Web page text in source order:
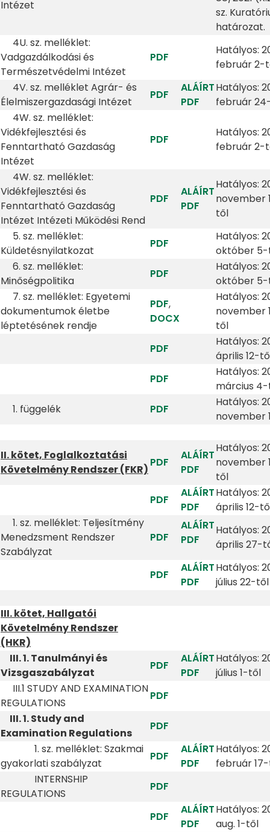
Intézet
sz.
határozat.
4U. sz. melléklet:
Vadgazdálkodási és
Természetvédelmi Intézet
PDF
Hatályos:
február 2-
4V. sz. melléklet Agrár- és
Élelmiszergazdasági Intézet
PDF
ALÁÍRT
PDF
Hatályos:
február
4W. sz. melléklet:
Vidékfejlesztési és
Fenntartható Gazdaság
Intézet
PDF
Hatályos:
február 2-
4W. sz. melléklet:
Vidékfejlesztési és
Fenntartható Gazdaság
Intézet Intézeti Működési Rend
PDF
ALÁÍRT
PDF
Hatályos:
november
től
5. sz. melléklet:
Küldetésnyilatkozat
PDF
Hatályos:
október
6. sz. melléklet:
Minőségpolitika
PDF
Hatályos:
október
7. sz. melléklet: Egyetemi
dokumentumok életbe
léptetésének rendje
PDF,
DOCX
Hatályos:
november
től
PDF
Hatályos:
április 12-
PDF
Hatályos:
március
1. függelék
PDF
Hatályos:
november
II. kötet, Foglalkoztatási
Követelmény Rendszer (FKR)
PDF
ALÁÍRT
PDF
Hatályos:
november
től
PDF
ALÁÍRT
PDF
Hatályos:
április 12-
1. sz. melléklet: Teljesítmény
Menedzsment Rendszer
Szabályzat
PDF
ALÁÍRT
PDF
Hatályos:
április 27-
PDF
ALÁÍRT
PDF
Hatályos:
július 22-től
III. kötet, Hallgatói
Követelmény Rendszer
(HKR)
III. 1. Tanulmányi és
Vizsgaszabályzat
PDF
ALÁÍRT
PDF
Hatályos:
július 1-től
III.1 STUDY AND EXAMINATION
REGULATIONS
PDF
III. 1. Study and
Examination Regulations
PDF
1. sz. melléklet: Szakmai
gyakorlati szabályzat
PDF
ALÁÍRT
PDF
Hatályos:
február
INTERNSHIP
REGULATIONS
PDF
PDF
ALÁÍRT
PDF
Hatályos:
aug. 1-től